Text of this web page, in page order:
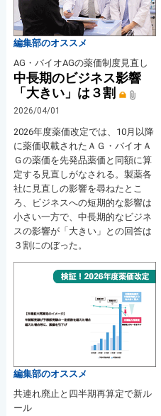
編集部のオススメ
AG・バイオAGの薬価制度見直し
中長期のビジネス影響
「大きい」は３割
2026/04/01
2026年度薬価改定では、10月以降
に薬価収載されたＡＧ・バイオＡ
Ｇの薬価を先発品薬価と同額に算
定する見直しがなされる。製薬各
社に見直しの影響を尋ねたとこ
ろ、ビジネスへの短期的な影響は
小さい一方で、中長期的なビジネ
スの影響が「大きい」との回答は
３割にのぼった。
編集部のオススメ
共連れ廃止と四半期再算定で新ル
ール